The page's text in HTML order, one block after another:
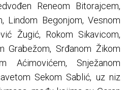
Reneom Bitorajcem,
Lindom Begonjom, Vesnom
Žugić, Rokom Sikavicom,
Grabežom, Srđanom Žikom
Aćimovićem, Snježanom
Sekom Sablić, uz niz